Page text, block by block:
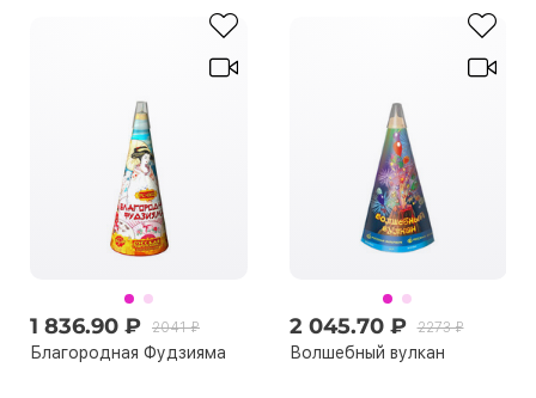
1 836.90 ₽ 2041 ₽
Блaгoрoднaя Фудзиямa
2 045.70 ₽ 2273 ₽
Волшебный вулкан